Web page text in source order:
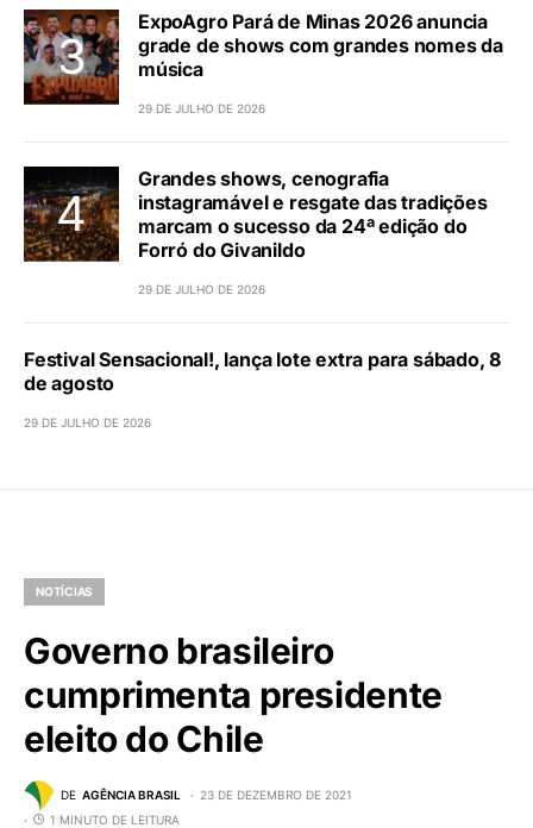
ExpoAgro Pará de Minas 2026 anuncia
grade de shows com grandes nomes da
música
29 DE JULHO DE 2026
Grandes shows, cenografia
instagramável e resgate das tradições
marcam o sucesso da 24ª edição do
Forró do Givanildo
29 DE JULHO DE 2026
Festival Sensacional!, lança lote extra para sábado, 8
de agosto
29 DE JULHO DE 2026
NOTÍCIAS
Governo brasileiro
cumprimenta presidente
eleito do Chile
DE AGÊNCIA BRASIL
23 DE DEZEMBRO DE 2021
1 MINUTO DE LEITURA